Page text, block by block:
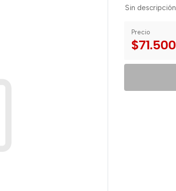
Sin descripción
Precio
$71.500